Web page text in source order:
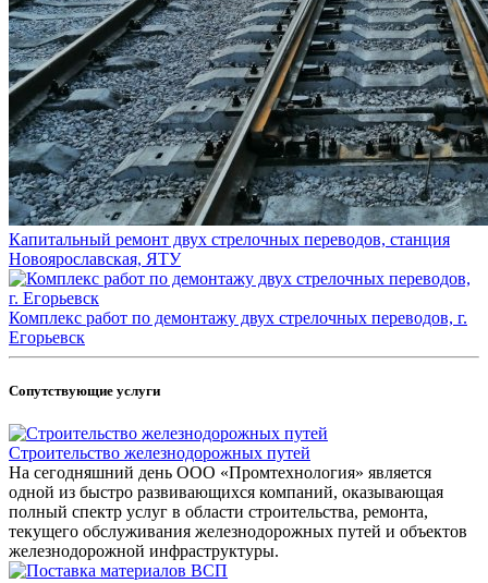
Капитальный ремонт двух стрелочных переводов, станция
Новоярославская, ЯТУ
Комплекс работ по демонтажу двух стрелочных переводов, г.
Егорьевск
Сопутствующие услуги
Строительство железнодорожных путей
На сегодняшний день ООО «Промтехнология» является
одной из быстро развивающихся компаний, оказывающая
полный спектр услуг в области строительства, ремонта,
текущего обслуживания железнодорожных путей и объектов
железнодорожной инфраструктуры.